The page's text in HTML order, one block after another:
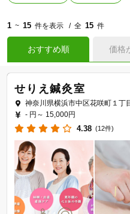
1 ~ 15 件を表示 全 15 件
おすすめ順 価格
せりえ鍼灸室
神奈川県横浜市中区花咲町１丁
- 円～ 15,000円
4.38 (12件)